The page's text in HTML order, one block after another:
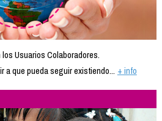
Usuarios Colaboradores.
a que pueda seguir existiendo... + info